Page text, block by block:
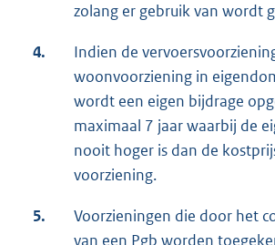
zolang er gebruik van wordt
4.
Indien de
woonvoorziening in
wordt een eigen bijdrage
maximaal 7 jaar waarbij de
nooit hoger is dan de
voorziening.
5.
Voorzieningen die door het
van een Pgb worden